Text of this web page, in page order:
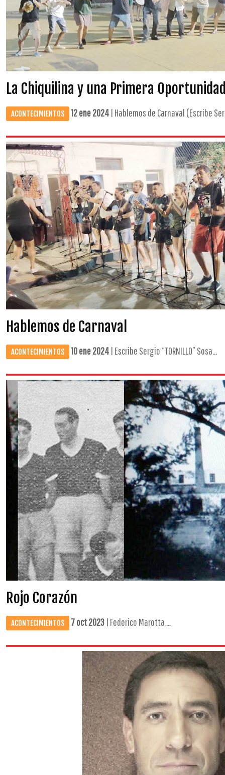
La Chiquilina y una Primera
ACONTECIMIENTOS 12 ene 2024 | Hablemos de Carnaval (Escribe
Hablemos de Carnaval
ACONTECIMIENTOS 10 ene 2024 | Escribe Sergio “TORNILLO” Sosa...
Rojo Corazón
ACONTECIMIENTOS 7 oct 2023 | Federico Marotta ...